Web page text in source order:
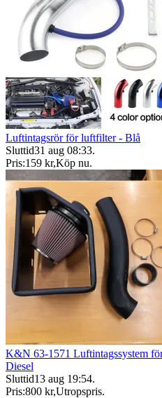
Luftintagsrör för luftfilter - Blå
Sluttid31 aug 08:33.
Pris:159 kr,Köp nu.
K&N 63-1571 Luftintagssystem
Diesel
Sluttid13 aug 19:54.
Pris:800 kr,Utropspris.